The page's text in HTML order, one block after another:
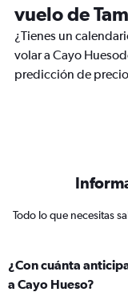
vuelo de
¿Tienes un
volar a Cayo
predicción de
Todo lo que necesitas
¿Con cuánta
a Cayo Hueso?